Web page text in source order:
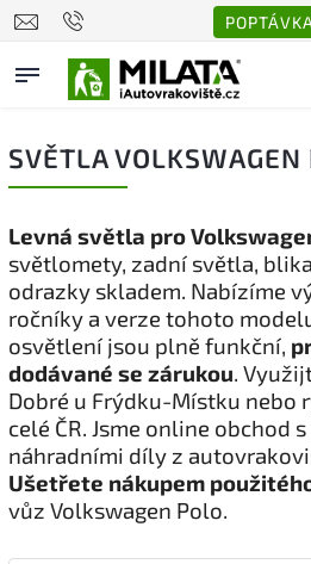
POPTÁVKA
SVĚTLA VOLKSWAGEN
Levná světla pro
světlomety, zadní světla,
odrazky skladem. Nabízíme
ročníky a verze tohoto
osvětlení jsou plně funkční,
dodávané se zárukou.
Dobré u Frýdku-Místku nebo
celé ČR. Jsme online obchod
náhradními díly z
Ušetřete nákupem
vůz Volkswagen Polo.